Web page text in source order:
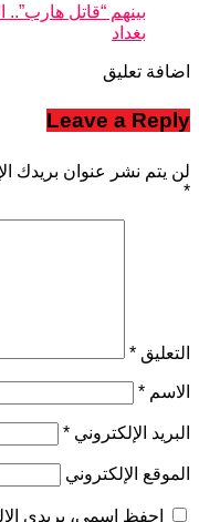
بغداد
اضافة تعليق
Leave a Reply
لن يتم نشر عنوان بريدك
*
التعليق *
الاسم *
البريد الإلكتروني *
الموقع الإلكتروني
احفظ اسمي، بريدي